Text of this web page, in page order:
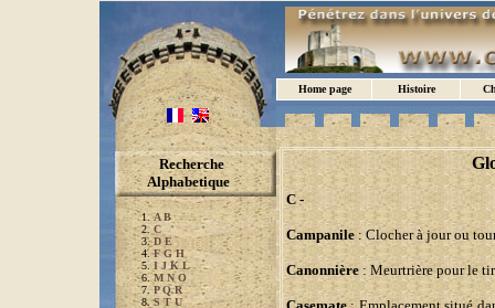
Home page Histoire
Recherche
Alphabetique
A B
C
D E
F G H
I J K L
M N O
P Q R
S T U
C -
Campanile: Clocher à jour ou
Canonnière: Meurtrière pour le tir